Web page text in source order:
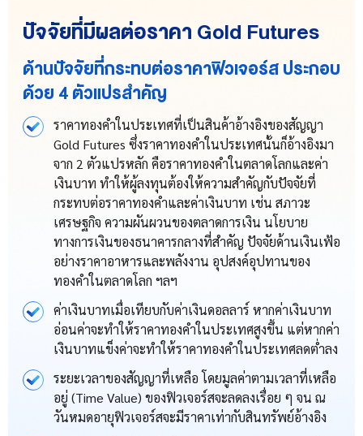
ปัจจัยที่มีผลต่อราคา Gold Futures
ด้านปัจจัยที่กระทบต่อราคาฟิวเจอร์ส ประกอบ
ด้วย 4 ตัวแปรสำคัญ
ราคาทองคำในประเทศที่เป็นสินค้าอ้างอิงของสัญญา
Gold Futures ซึ่งราคาทองคำในประเทศนั้นก็อ้างอิงมา
จาก 2 ตัวแปรหลัก คือราคาทองคำในตลาดโลกและค่า
เงินบาท ทำให้ผู้ลงทุนต้องให้ความสำคัญกับปัจจัยที่
กระทบต่อราคาทองคำและค่าเงินบาท เช่น สภาวะ
เศรษฐกิจ ความผันผวนของตลาดการเงิน นโยบาย
ทางการเงินของธนาคารกลางที่สำคัญ ปัจจัยด้านเงินเฟ้อ
อย่างราคาอาหารและพลังงาน อุปสงค์อุปทานของ
ทองคำในตลาดโลก ฯลฯ
ค่าเงินบาทเมื่อเทียบกับค่าเงินดอลลาร์ หากค่าเงินบาท
อ่อนค่าจะทำให้ราคาทองคำในประเทศสูงขึ้น แต่หากค่า
เงินบาทแข็งค่าจะทำให้ราคาทองคำในประเทศลดต่ำลง
ระยะเวลาของสัญญาที่เหลือ โดยมูลค่าตามเวลาที่เหลือ
อยู่ (Time Value) ของฟิวเจอร์สจะลดลงเรื่อย ๆ จน ​ณ
วันหมดอายุฟิวเจอร์สจะมีราคาเท่ากับสินทรัพย์อ้างอิง